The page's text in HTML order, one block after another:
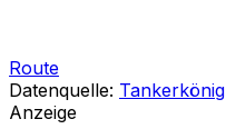
Route
Datenquelle: Tankerkönig
Anzeige